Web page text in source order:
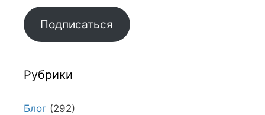
Подписаться
Рубрики
Блог (292)